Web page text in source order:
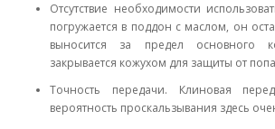
Отсутствие необходимости
погружается в поддон с маслом, он
выносится за предел основного
закрывается кожухом для защиты от
Точность передачи. Клиновая
вероятность проскальзывания здесь